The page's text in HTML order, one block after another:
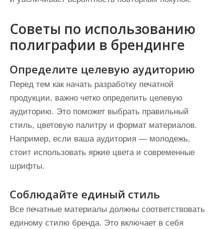
Советы по использованию
полиграфии в брендинге
Определите целевую аудиторию
Перед тем как начать разработку печатной
продукции, важно четко определить целевую
аудиторию. Это поможет выбрать правильный
стиль, цветовую палитру и формат материалов.
Например, если ваша аудитория — молодежь,
стоит использовать яркие цвета и современные
шрифты.
Соблюдайте единый стиль
Все печатные материалы должны соответствовать
единому стилю бренда. Это включает в себя